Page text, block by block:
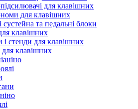
для клавішних
для клавішних
сустейна та педальні блоки
клавішних
і стенди для клавішних
клавішних